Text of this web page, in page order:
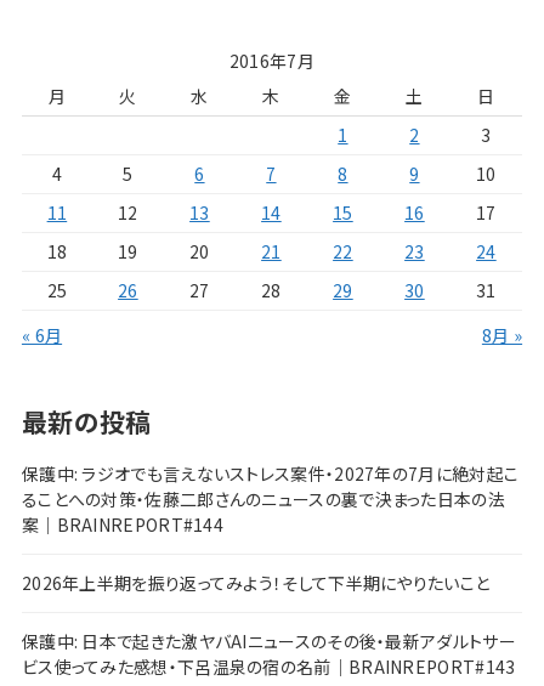
2016年7月
月
火 水 木 金 土
日
1
2
3
4
5 6 7 8 9
10
11
12 13 14 15 16
17
18
19 20 21 22 23
24
25
26 27 28 29 30
31
« 6月
8月 »
最新の投稿
保護中: ラジオでも言えないストレス案件・2027年の7月に絶対起こ
ることへの対策・佐藤二郎さんのニュースの裏で決まった日本の法
案｜BRAINREPORT#144
2026年上半期を振り返ってみよう！そして下半期にやりたいこと
保護中: 日本で起きた激ヤバAIニュースのその後・最新アダルトサー
ビス使ってみた感想・下呂温泉の宿の名前｜BRAINREPORT#143